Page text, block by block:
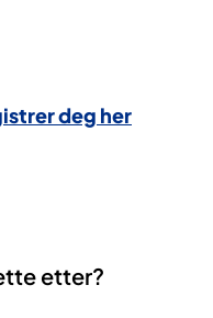
deg her
etter?